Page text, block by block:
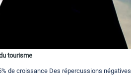
tourisme
de croissance Des répercussions négatives